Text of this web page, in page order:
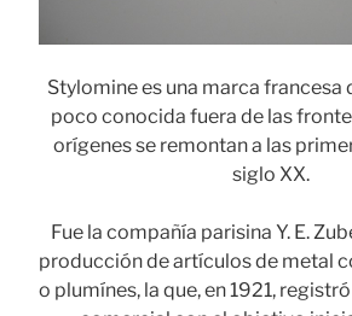
Stylomine es una marca francesa
poco conocida fuera de las
orígenes se remontan a las
siglo XX.
Fue la compañía parisina Y. E.
producción de artículos de metal
o plumínes, la que, en 1921,